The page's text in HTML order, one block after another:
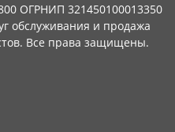
ОГРНИП 321450100013350
обслуживания и продажа
Все права защищены.